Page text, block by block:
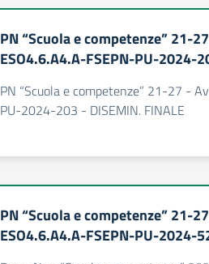
PN “Scuola e competenze” 21-
ESO4.6.A4.A-FSEPN-PU-2024-
PN “Scuola e competenze” 21-27 -
PU-2024-203 - DISEMIN. FINALE
PN “Scuola e competenze” 21-
ESO4.6.A4.A-FSEPN-PU-2024-